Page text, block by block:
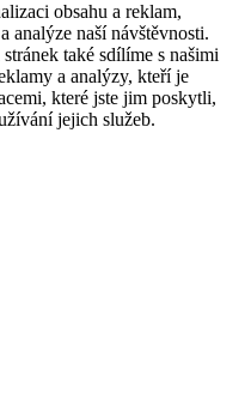
obsahu a reklam,
analýze naší návštěvnosti.
také sdílíme s našimi
a analýzy, kteří je
které jste jim poskytli,
jejich služeb.